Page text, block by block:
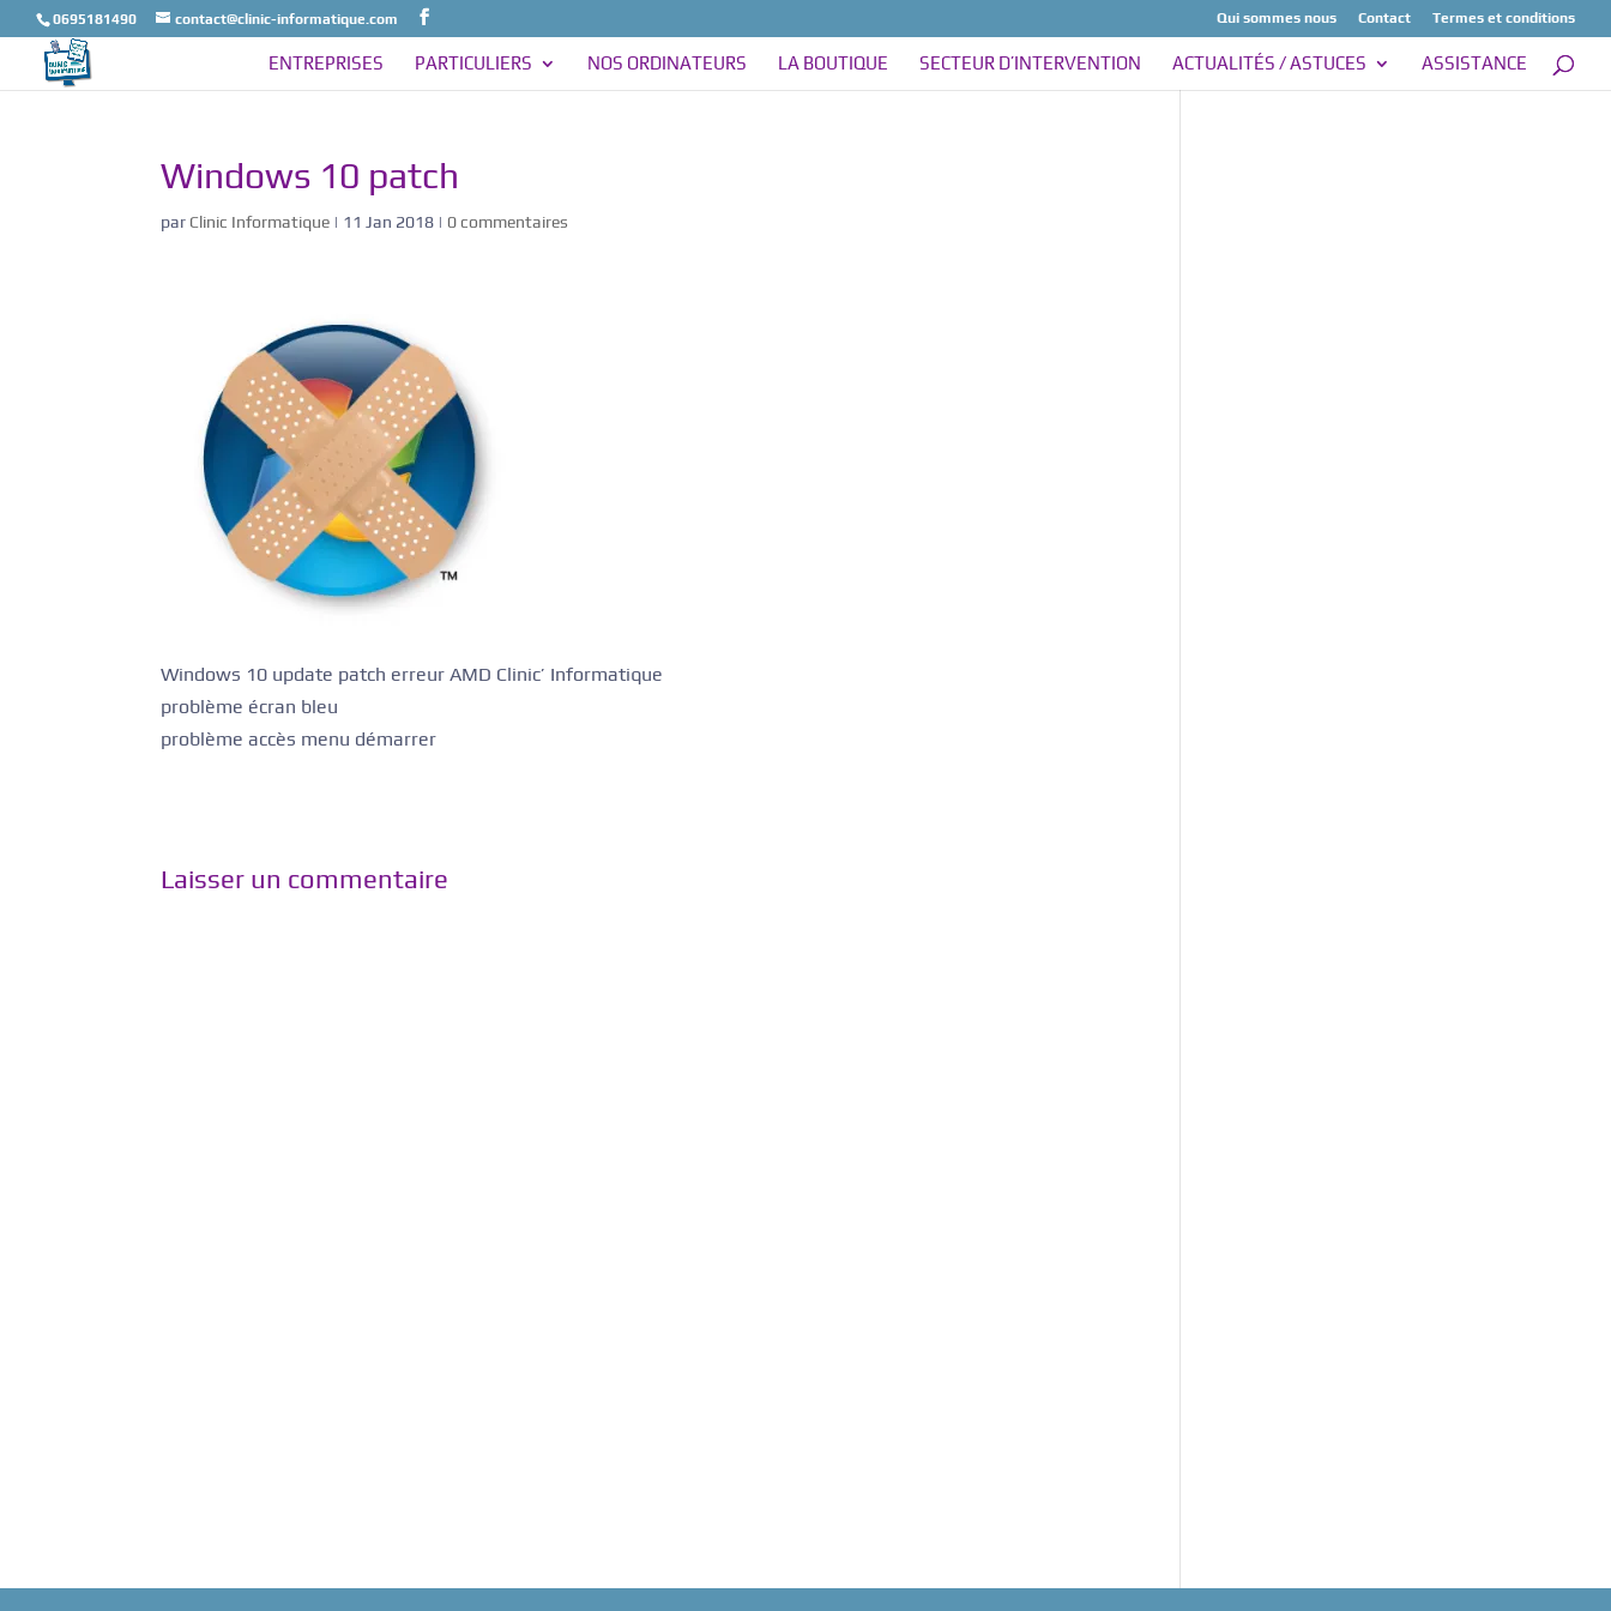
0695181490 contact@clinic-informatique.com Qui sommes nous Contact Termes et conditions
ENTREPRISES PARTICULIERS NOS ORDINATEURS LA BOUTIQUE SECTEUR D’INTERVENTION ACTUALITÉS / ASTUCES ASSISTANCE
Windows 10 patch
par Clinic Informatique | 11 Jan 2018 | 0 commentaires
Windows 10 update patch erreur AMD Clinic’ Informatique
problème écran bleu
problème accès menu démarrer
Laisser un commentaire